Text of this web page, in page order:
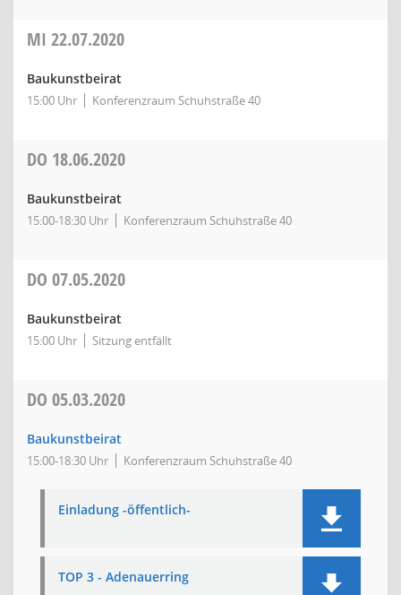
MI 22.07.2020
Baukunstbeirat
15:00 Uhr Konferenzraum Schuhstraße 40
DO 18.06.2020
Baukunstbeirat
15:00-18:30 Uhr Konferenzraum Schuhstraße 40
DO 07.05.2020
Baukunstbeirat
15:00 Uhr Sitzung entfällt
DO 05.03.2020
Baukunstbeirat
15:00-18:30 Uhr Konferenzraum Schuhstraße 40
Einladung -öffentlich-
TOP 3 - Adenauerring